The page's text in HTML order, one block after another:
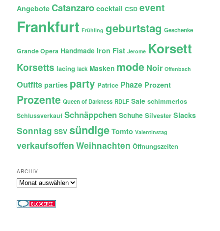
Angebote Catanzaro cocktail CSD event
Frankfurt Frühling geburtstag Geschenke
Grande Opera Handmade Iron Fist Jerome Korsett
Korsetts lacing lack Masken mode Noir Offenbach
Outfits parties party Patrice Phaze Prozent
Prozente Queen of Darkness RDLF Sale schimmerlos
Schlussverkauf Schnäppchen Schuhe Silvester Slacks
Sonntag SSV sündige Tomto Valentinstag
verkaufsoffen Weihnachten Öffnungszeiten
ARCHIV
Archiv